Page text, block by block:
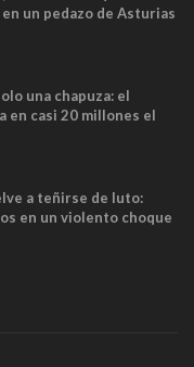
un pedazo de Asturias
una chapuza: el
en casi 20 millones el
no cabían por los
a teñirse de luto:
en un violento choque